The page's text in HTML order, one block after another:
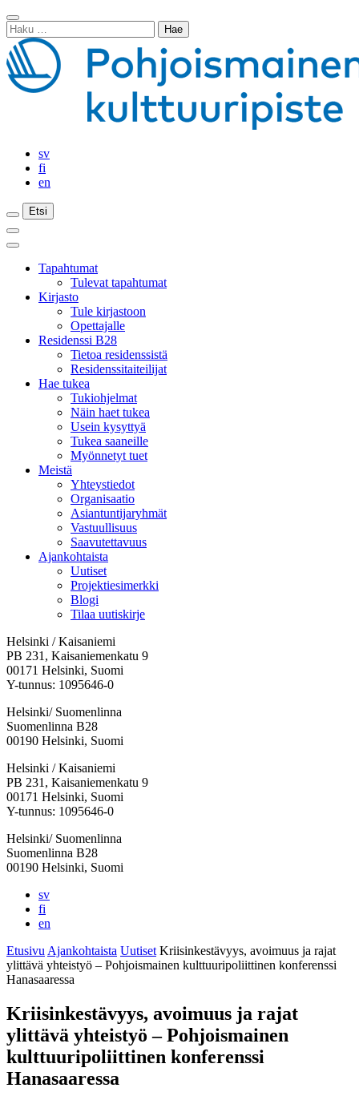
Siirry
sisältöön
Sulje
haku
Haku:
sv
fi
en
Etsi
Etsi
Etsi
Päävalikko
Sulje
päävalikkoTapahtumat
Tulevat tapahtumat
Kirjasto
Tule kirjastoon
Opettajalle
Residenssi B28
Tietoa residenssistä
Residenssitaiteilijat
Hae tukea
Tukiohjelmat
Näin haet tukea
Usein kysyttyä
Tukea saaneille
Myönnetyt tuet
Meistä
Yhteystiedot
Organisaatio
Asiantuntijaryhmät
Vastuullisuus
Saavutettavuus
Ajankohtaista
Uutiset
Projektiesimerkki
Blogi
Tilaa uutiskirje
Helsinki / Kaisaniemi
PB 231, Kaisaniemenkatu 9
00171 Helsinki, Suomi
Y-tunnus: 1095646-0
Helsinki/ Suomenlinna
Suomenlinna B28
00190 Helsinki, Suomi
Facebook:
Avataan
uuteen
välilehteen
Instagram:
Avataan
uuteen
välilehteen
TikTok:
Avataan
uuteen
välilehteen
Youtube:
Avataan
uuteen
välilehteen
Vimeo:
Avataan
uuteen
välilehteen
Helsinki / Kaisaniemi
PB 231, Kaisaniemenkatu 9
00171 Helsinki, Suomi
Y-tunnus: 1095646-0
Helsinki/ Suomenlinna
Suomenlinna B28
00190 Helsinki, Suomi
sv
fi
en
Etusivu Ajankohtaista Uutiset Kriisinkestävyys, avoimuus ja rajat
ylittävä yhteistyö – Pohjoismainen kulttuuripoliittinen konferenssi
Hanasaaressa
Kriisinkestävyys, avoimuus ja rajat
ylittävä yhteistyö – Pohjoismainen
kulttuuripoliittinen konferenssi
Hanasaaressa